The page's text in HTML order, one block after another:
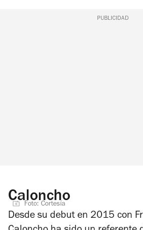
PUBLICIDAD
Caloncho
Foto: Cortesía
Desde su debut en 2015 con